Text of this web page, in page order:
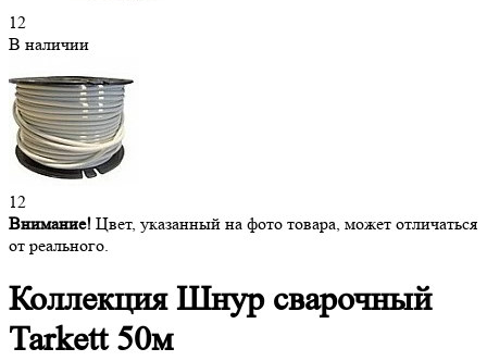
12
В наличии
12
Внимание! Цвет, указанный на фото товара, может отличаться
от реального.
Коллекция Шнур сварочный
Tarkett 50м